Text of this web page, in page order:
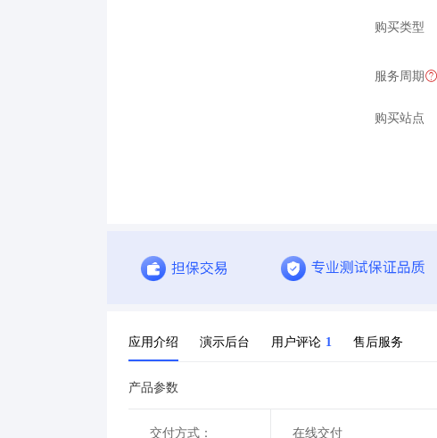
购买类型
服务周期
购买站点
应用介绍 演示后台 用户评论 1 售后服务
产品参数
交付方式： 在线交付